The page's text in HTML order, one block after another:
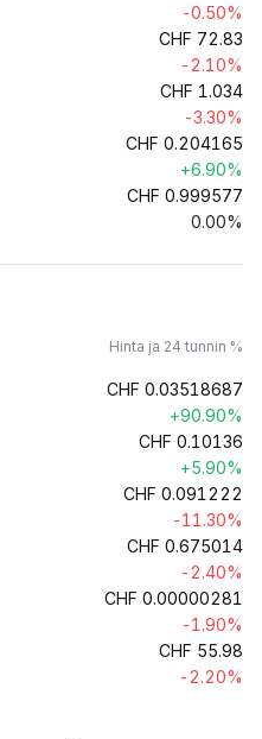
-0.50%
CHF 72.83
-2.10%
CHF 1.034
-3.30%
CHF 0.204165
+6.90%
CHF 0.999577
0.00%
Hinta ja 24 tunnin %
CHF 0.03518687
+90.90%
CHF 0.10136
+5.90%
CHF 0.091222
-11.30%
CHF 0.675014
-2.40%
CHF 0.00000281
-1.90%
CHF 55.98
-2.20%